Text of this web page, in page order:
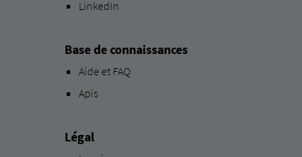
LinkedIn
Base de connaissances
Aide et FAQ
Apis
Légal